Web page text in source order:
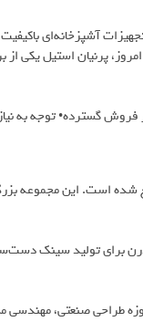
نیاز روزافزون بازار به تجهیزات
پرنیان استیل یکی
گسترده• توجه به نیاز
صنعتی پرند، در فضایی بالغ بر ۲۵۰۰۰ متر
برای تولید سینک
طراحی صنعتی،